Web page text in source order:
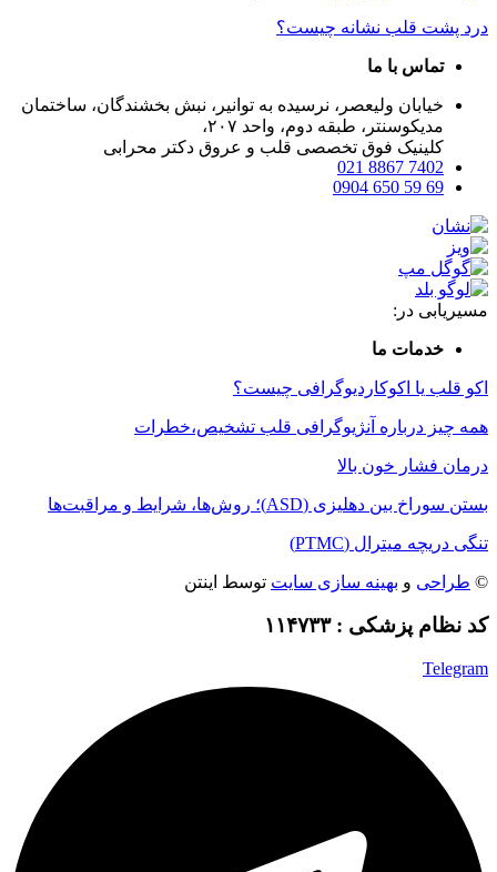
درد پشت قلب نشانه چیست؟
تماس با ما
خیابان ولیعصر، نرسیده به توانیر، نبش بخشندگان، ساختمان
مدیکوسنتر، طبقه دوم، واحد ۲۰۷،
کلینیک فوق تخصصی قلب و عروق دکتر محرابی
7402 8867 021
69 59 650 0904
مسیریابی در:
خدمات ما
اکو قلب یا اکوکاردیوگرافی چیست؟
همه چیز درباره آنژیوگرافی قلب تشخیص،خطرات
درمان فشار خون بالا
بستن سوراخ بین دهلیزی (ASD)؛ روش‌ها، شرایط و مراقبت‌ها
تنگی دریچه میترال (PTMC)
© طراحی و بهینه سازی سایت توسط اینتن
کد نظام پزشکی : ۱۱۴۷۳۳
Telegram